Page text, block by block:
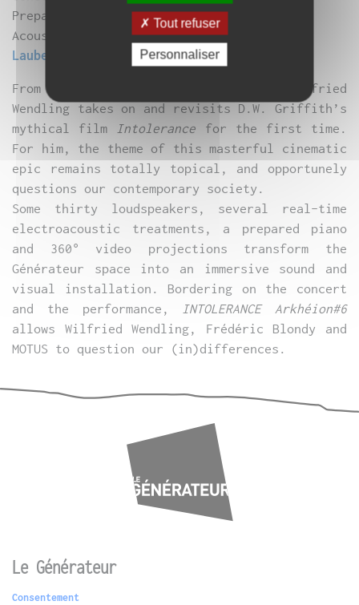
Prepared piano:
Frédéric Blondy
Acousmatic diffusion by MOTUS:
Laubeuf, Guillaume Contré
From sound and visual archives, Wilfried
Wendling takes on and revisits D.W. Griffith’s
mythical film
Intolerance for the first time.
For him, the theme of this masterful cinematic
epic remains totally topical, and opportunely
questions our contemporary society.
Some thirty loudspeakers, several real-time
electroacoustic treatments, a prepared piano
and 360° video projections transform the
Générateur space into an immersive sound and
visual installation. Bordering on the concert
and the performance,
INTOLERANCE Arkhéion#6
allows Wilfried Wendling, Frédéric Blondy and
MOTUS to question our (in)differences.
Le Générateur
Consentement
Tout refuser
Personnaliser